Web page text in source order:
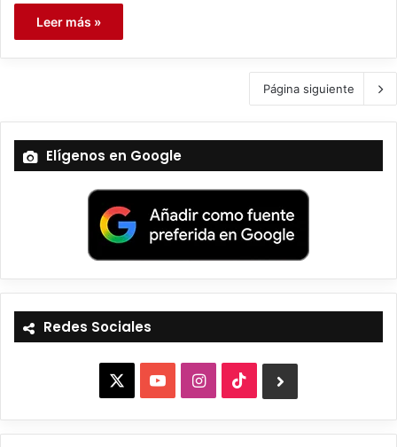
Leer más »
Página siguiente
Elígenos en Google
Redes Sociales
o
I
n
i
l